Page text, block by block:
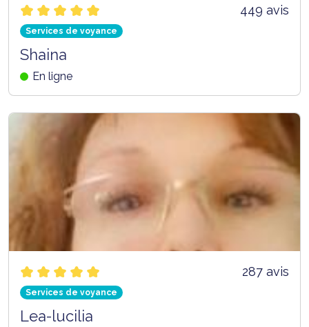
449 avis
Services de voyance
Shaina
En ligne
287 avis
Services de voyance
Lea-lucilia